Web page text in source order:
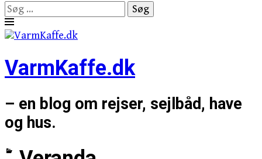
Søg
efter:
Skip
content
VarmKaffe.dk
– en blog om rejser, sejlbåd, have
og hus.